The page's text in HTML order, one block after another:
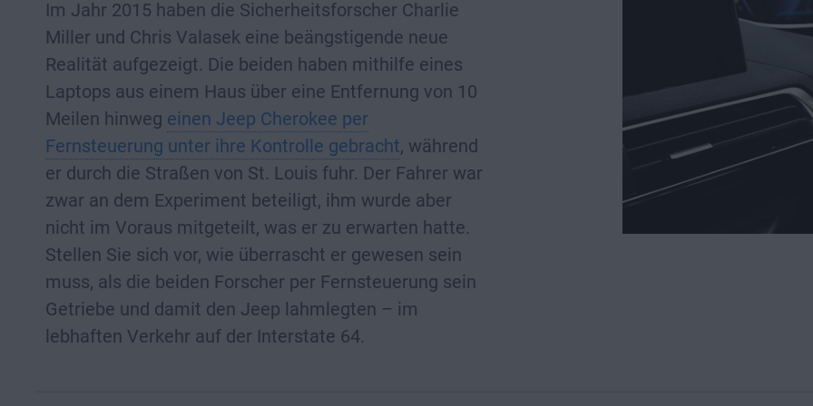
Im Jahr 2015 haben die Sicherheitsforscher Charlie
Miller und Chris Valasek eine beängstigende neue
Realität aufgezeigt. Die beiden haben mithilfe eines
Laptops aus einem Haus über eine Entfernung von 10
Meilen hinweg einen Jeep Cherokee per
Fernsteuerung unter ihre Kontrolle gebracht, während
er durch die Straßen von St. Louis fuhr. Der Fahrer war
zwar an dem Experiment beteiligt, ihm wurde aber
nicht im Voraus mitgeteilt, was er zu erwarten hatte.
Stellen Sie sich vor, wie überrascht er gewesen sein
muss, als die beiden Forscher per Fernsteuerung sein
Getriebe und damit den Jeep lahmlegten – im
lebhaften Verkehr auf der Interstate 64.